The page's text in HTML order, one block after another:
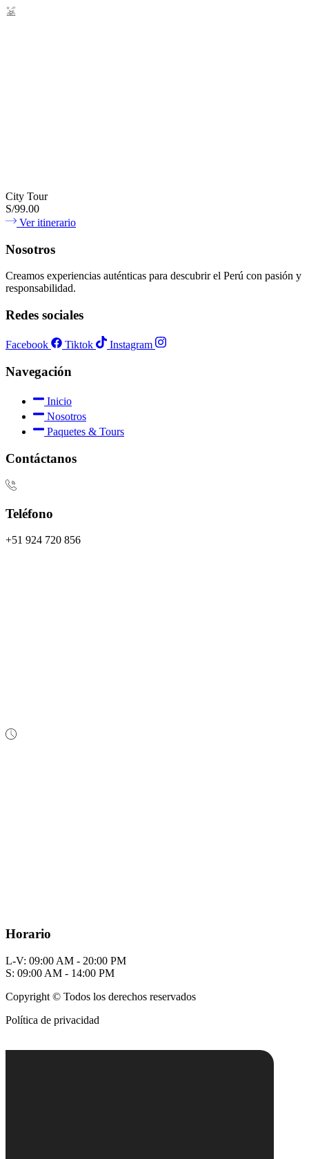
City Tour
S/99.00
Ver itinerario
Nosotros
Creamos experiencias auténticas para descubrir el Perú con pasión y
responsabilidad.
Redes sociales
Facebook Tiktok Instagram
Navegación
Inicio
Nosotros
Paquetes & Tours
Contáctanos
Teléfono
+51 924 720 856
Horario
L-V: 09:00 AM - 20:00 PM
S: 09:00 AM - 14:00 PM
Copyright © Todos los derechos reservados
Política de privacidad